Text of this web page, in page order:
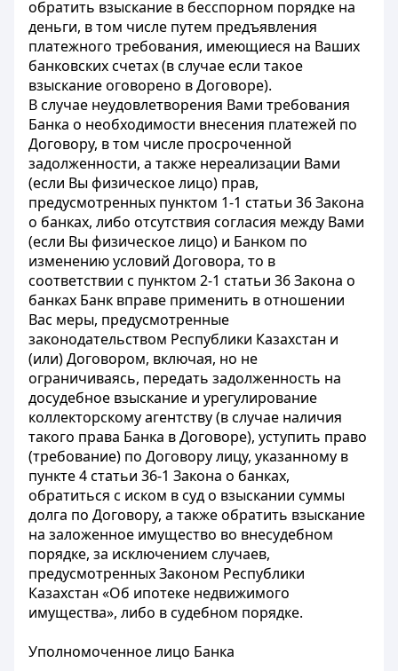
обратить взыскание в бесспорном порядке на
деньги, в том числе путем предъявления
платежного требования, имеющиеся на Ваших
банковских счетах (в случае если такое
взыскание оговорено в Договоре).
В случае неудовлетворения Вами требования
Банка о необходимости внесения платежей по
Договору, в том числе просроченной
задолженности, а также нереализации Вами
(если Вы физическое лицо) прав,
предусмотренных пунктом 1-1 статьи 36 Закона
о банках, либо отсутствия согласия между Вами
(если Вы физическое лицо) и Банком по
изменению условий Договора, то в
соответствии с пунктом 2-1 статьи 36 Закона о
банках Банк вправе применить в отношении
Вас меры, предусмотренные
законодательством Республики Казахстан и
(или) Договором, включая, но не
ограничиваясь, передать задолженность на
досудебное взыскание и урегулирование
коллекторскому агентству (в случае наличия
такого права Банка в Договоре), уступить право
(требование) по Договору лицу, указанному в
пункте 4 статьи 36-1 Закона о банках,
обратиться с иском в суд о взыскании суммы
долга по Договору, а также обратить взыскание
на заложенное имущество во внесудебном
порядке, за исключением случаев,
предусмотренных Законом Республики
Казахстан «Об ипотеке недвижимого
имущества», либо в судебном порядке.
Уполномоченное лицо Банка